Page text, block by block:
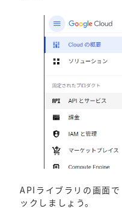
APIライブラリの画面
ックしましょう。